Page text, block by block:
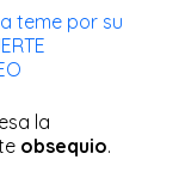
teme por su
la
obsequio.